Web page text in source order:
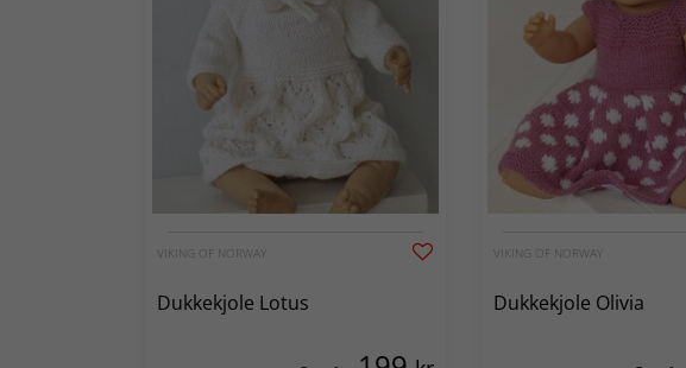
VIKING OF NORWAY
Dukkekjole Lotus
VIKING OF NORWAY
Dukkekjole Olivia